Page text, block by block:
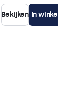
Bekijken In